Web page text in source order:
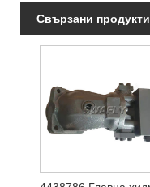
Свързани продукти